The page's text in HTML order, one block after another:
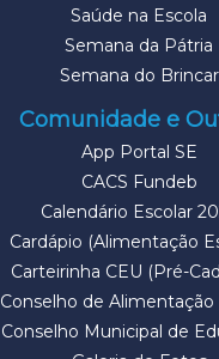
Saúde na Escola
Semana da Pátria
Semana do Brincar
Comunidade e
App Portal SE
CACS Fundeb
Calendário Escolar
Cardápio (Alimentação
Carteirinha CEU (Pré-
Conselho de Alimentação
Conselho Municipal de